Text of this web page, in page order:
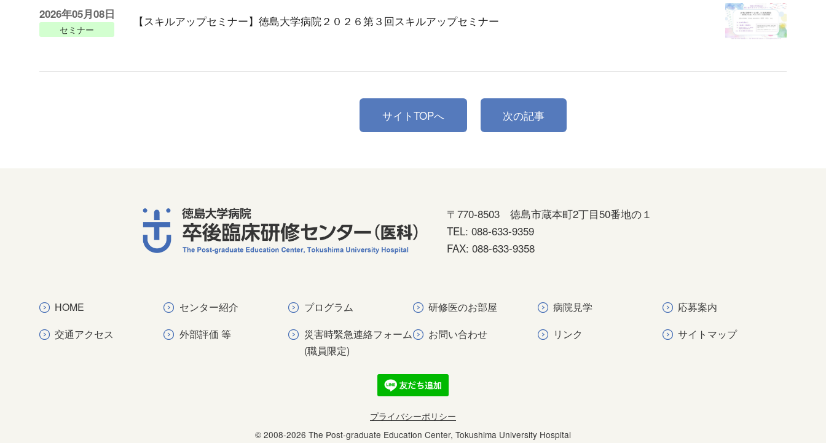
2026年05月08日
セミナー
【スキルアップセミナー】徳島大学病院２０２６第３回スキルアップセミナー
サイトTOPへ 次の記事
〒770-8503
徳島市蔵本町2丁目50番地の１
TEL: 088-633-9359
FAX: 088-633-9358
HOME センター紹介 プログラム 研修医のお部屋 病院見学
応募案内
交通アクセス
外部評価 等
災害時緊急連絡フォーム
(職員限定)
お問い合わせ リンク サイトマップ
プライバシーポリシー
© 2008-2026 The Post-graduate Education Center, Tokushima University Hospital